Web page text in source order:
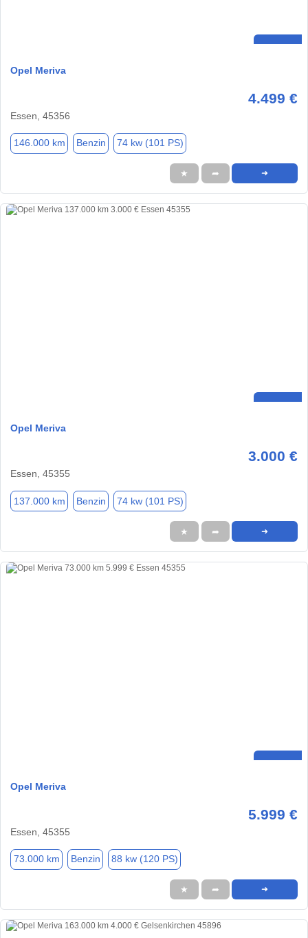
Opel Meriva
4.499 €
Essen, 45356
146.000 km Benzin 74 kw (101 PS)
★ ➦ ➜
Opel Meriva
3.000 €
Essen, 45355
137.000 km Benzin 74 kw (101 PS)
★ ➦ ➜
Opel Meriva
5.999 €
Essen, 45355
73.000 km Benzin 88 kw (120 PS)
★ ➦ ➜